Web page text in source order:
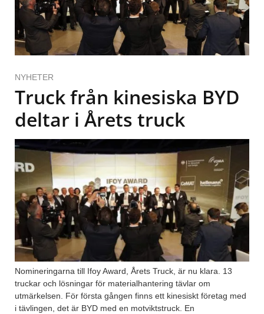
NYHETER
Truck från kinesiska BYD
deltar i Årets truck
Nomineringarna till Ifoy Award, Årets Truck, är nu klara. 13
truckar och lösningar för materialhantering tävlar om
utmärkelsen. För första gången finns ett kinesiskt företag med
i tävlingen, det är BYD med en motviktstruck. En